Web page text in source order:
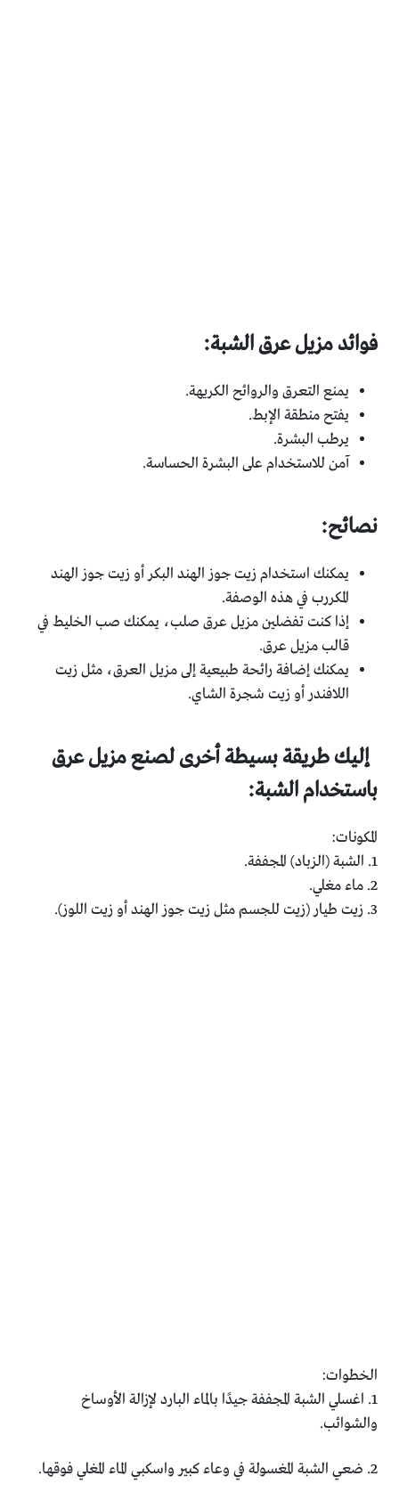
فوائد مزيل عرق الشبة:
يمنع التعرق والروائح الكريهة.
يفتح منطقة الإبط.
يرطب البشرة.
آمن للاستخدام على البشرة الحساسة.
نصائح:
يمكنك استخدام زيت جوز الهند البكر أو زيت جوز الهند
المكررب في هذه الوصفة.
إذا كنت تفضلين مزيل عرق صلب، يمكنك صب الخليط في
قالب مزيل عرق.
يمكنك إضافة رائحة طبيعية إلى مزيل العرق، مثل زيت
اللافندر أو زيت شجرة الشاي.
إليك طريقة بسيطة أخرى لصنع مزيل عرق
باستخدام الشبة:
المكونات:
1. الشبة (الزباد) المجففة.
2. ماء مغلي.
3. زيت طيار (زيت للجسم مثل زيت جوز الهند أو زيت اللوز).
الخطوات:
1. اغسلي الشبة المجففة جيدًا بالماء البارد لإزالة الأوساخ
والشوائب.
2. ضعي الشبة المغسولة في وعاء كبير واسكبي الماء المغلي فوقها.